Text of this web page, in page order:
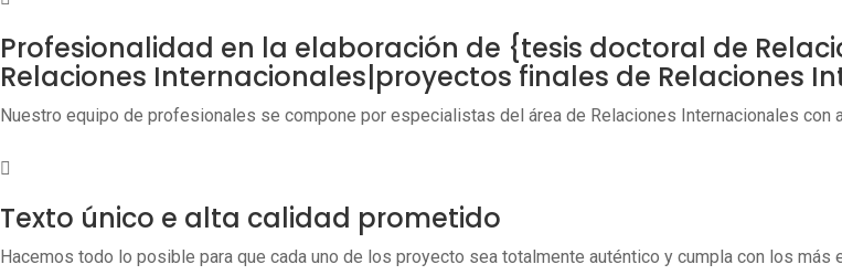
Profesionalidad en la elaboración de {tesis doctoral de
Relaciones Internacionales|proyectos finales de Relaciones
Nuestro equipo de profesionales se compone por especialistas del área de Relaciones Internacionales con
Texto único e alta calidad prometido​
Hacemos todo lo posible para que cada uno de los proyecto sea totalmente auténtico y cumpla con los más